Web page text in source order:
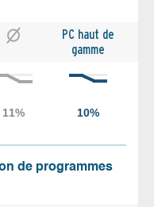
PC haut de
gamme
de programmes